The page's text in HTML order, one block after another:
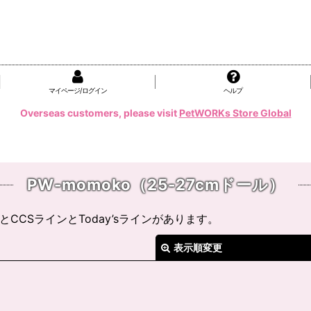
マイページ/ログイン ヘルプ
Overseas customers, please visit PetWORKs Store Global
PW-momoko（25-27cmドール）
ラインとToday’sラインがあります。
表示順変更